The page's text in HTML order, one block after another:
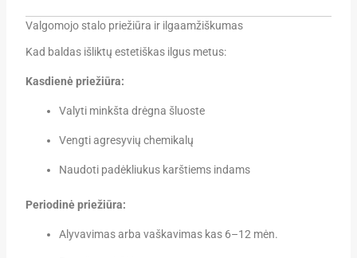
Valgomojo stalo priežiūra ir ilgaamžiškumas
Kad baldas išliktų estetiškas ilgus metus:
Kasdienė priežiūra:
Valyti minkšta drėgna šluoste
Vengti agresyvių chemikalų
Naudoti padėkliukus karštiems indams
Periodinė priežiūra:
Alyvavimas arba vaškavimas kas 6–12 mėn.